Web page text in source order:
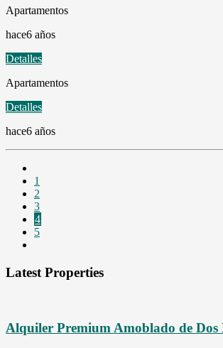
Apartamentos
hace6 años
Detalles
Apartamentos
Detalles
hace6 años
1
2
3
4
5
Latest Properties
Alquiler Premium Amoblado de